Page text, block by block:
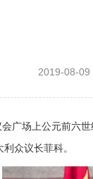
2019-08-09
广场上公元前六
众议长菲科。